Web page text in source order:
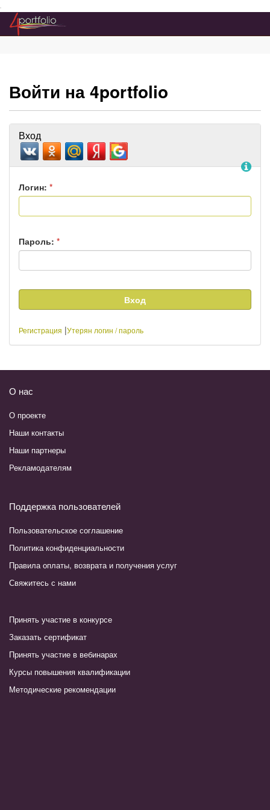
Преейти на главное меню
Войти на 4portfolio
Вход
Логин: *
Пароль: *
Регистрация |Утерян логин / пароль
О нас
О проекте
Наши контакты
Наши партнеры
Рекламодателям
Поддержка пользователей
Пользовательское соглашение
Политика конфиденциальности
Правила оплаты, возврата и получения услуг
Свяжитесь с нами
Принять участие в конкурсе
Заказать сертификат
Принять участие в вебинарах
Курсы повышения квалификации
Методические рекомендации